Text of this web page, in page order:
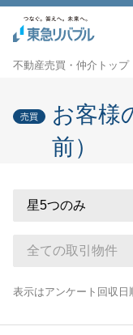
不動産売買・仲介トップ
売買
お客様
前）
表示はアンケート回収日